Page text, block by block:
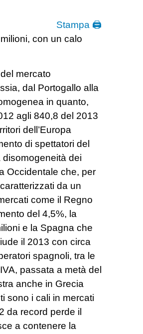
Stampa 🖨
con un calo
mercato
dal Portogallo alla
in quanto,
agli 840,8 del 2013
dell’Europa
di spettatori del
dei
Occidentale che, per
da un
come il Regno
del 4,5%, la
e la Spagna che
il 2013 con circa
spagnoli, tra le
passata a metà del
anche in Grecia
sono i cali in mercati
da record perde il
a contenere la